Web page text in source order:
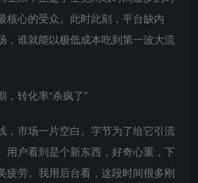
核心的受众。此时此刻，平台缺内
，谁就能以极低成本吃到第一波大流
，转化率“杀疯了”
，市场一片空白。字节为了给它引流
用户看到是个新东西，好奇心重，下
疲劳。我用后台看，这段时间很多刚